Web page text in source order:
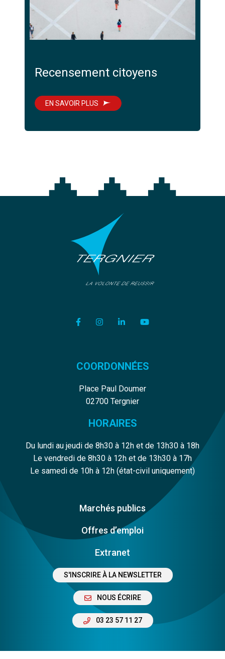
Recensement citoyens
EN SAVOIR PLUS
Lien vers le compte Facebook
Lien vers le compte Instagram
Lien vers le compte
Lien vers la chaîne
COORDONNÉES
Place Paul Doumer
02700 Tergnier
HORAIRES
Du lundi au jeudi de 8h30 à 12h et de 13h30 à 18h
Le vendredi de 8h30 à 12h et de 13h30 à 17h
Le samedi de 10h à 12h (état-civil uniquement)
Marchés publics
Offres d’emploi
Extranet
S'INSCRIRE À LA NEWSLETTER
NOUS ÉCRIRE
03 23 57 11 27